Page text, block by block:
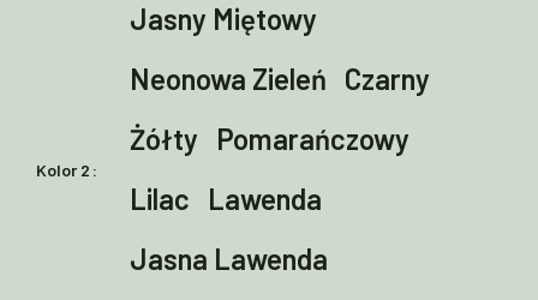
Kolor 2
Jasny Miętowy
Neonowa Zieleń Czarny
Żółty
Pomarańczowy
Lilac
Lawenda
Jasna Lawenda